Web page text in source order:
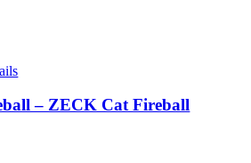
– ZECK Cat Fireball